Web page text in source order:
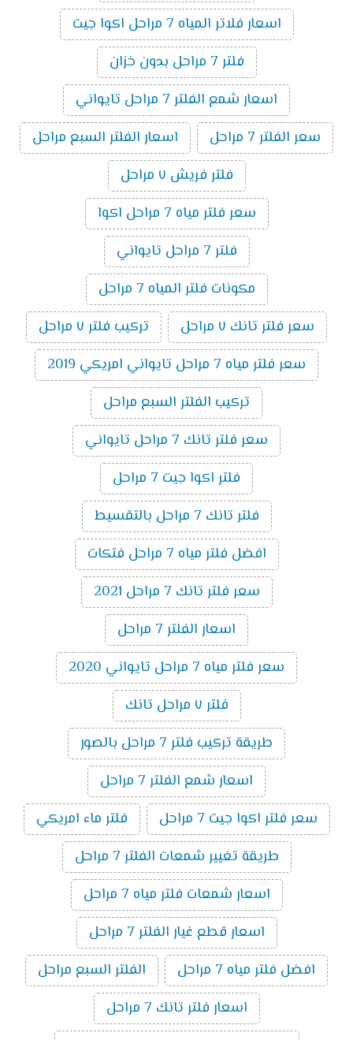
اسعار فلاتر المياه 7 مراحل اكوا جيت
فلتر 7 مراحل بدون خزان
اسعار شمع الفلتر 7 مراحل تايواني
سعر الفلتر 7 مراحل
اسعار الفلتر السبع مراحل
فلتر فريش ٧ مراحل
سعر فلتر مياه 7 مراحل اكوا
فلتر 7 مراحل تايواني
مكونات فلتر المياه 7 مراحل
سعر فلتر تانك ٧ مراحل
تركيب فلتر ٧ مراحل
سعر فلتر مياه 7 مراحل تايواني امريكي 2019
تركيب الفلتر السبع مراحل
سعر فلتر تانك 7 مراحل تايواني
فلتر اكوا جيت 7 مراحل
فلتر تانك 7 مراحل بالتقسيط
افضل فلتر مياه 7 مراحل فتكات
سعر فلتر تانك 7 مراحل 2021
اسعار الفلتر 7 مراحل
سعر فلتر مياه 7 مراحل تايواني 2020
فلتر ٧ مراحل تانك
طريقة تركيب فلتر 7 مراحل بالصور
اسعار شمع الفلتر 7 مراحل
سعر فلتر اكوا جيت 7 مراحل
فلتر ماء امريكي
طريقة تغيير شمعات الفلتر 7 مراحل
اسعار شمعات فلتر مياه 7 مراحل
اسعار قطع غيار الفلتر 7 مراحل
افضل فلتر مياه 7 مراحل
الفلتر السبع مراحل
اسعار فلتر تانك 7 مراحل